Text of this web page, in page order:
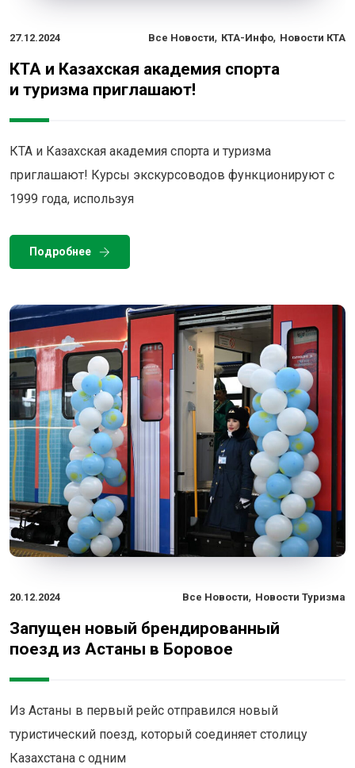
27.12.2024 Все Новости, КТА-Инфо, Новости КТА
КТА и Казахская академия спорта
и туризма приглашают!
КТА и Казахская академия спорта и туризма
приглашают! Курсы экскурсоводов функционируют с
1999 года, используя
Подробнее
20.12.2024 Все Новости, Новости Туризма
Запущен новый брендированный
поезд из Астаны в Боровое
Из Астаны в первый рейс отправился новый
туристический поезд, который соединяет столицу
Казахстана с одним